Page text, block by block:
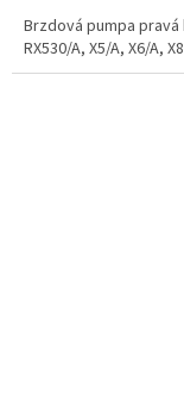
z
5
hvězdiček.
Brzdová pumpa pravá
RX530/A, X5/A, X6/A, X8